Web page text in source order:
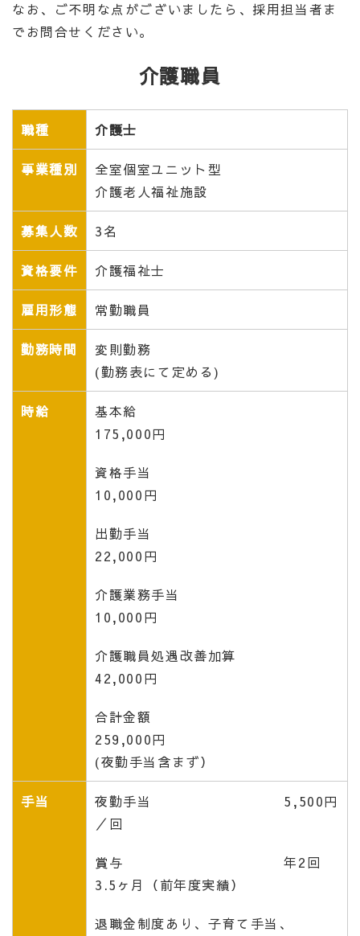
なお、ご不明な点がございましたら、採用担当者ま
でお問合せください。
介護職員
職種 介護士
事業種別
全室個室ユニット型
介護老人福祉施設
募集人数 3名
資格要件 介護福祉士
雇用形態 常勤職員
勤務時間
変則勤務
(勤務表にて定める)
時給
基本給
175,000円
資格手当
10,000円
出勤手当
22,000円
介護業務手当
10,000円
介護職員処遇改善加算
42,000円
合計金額
259,000円
(夜勤手当含まず）
手当
夜勤手当 5,500円
／回
賞与 年2回
3.5ヶ月（前年度実績）
退職金制度あり、子育て手当、